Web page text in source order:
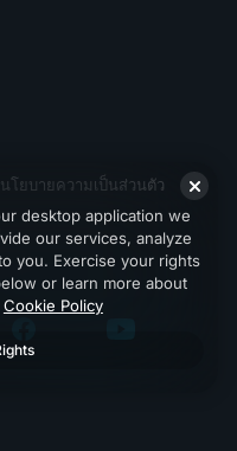
นโยบายความเป็นส่วนตัว
desktop application we
our services, analyze
you. Exercise your rights
or learn more about
Cookie Policy